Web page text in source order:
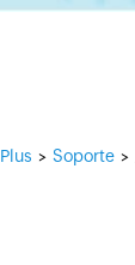
> Soporte >